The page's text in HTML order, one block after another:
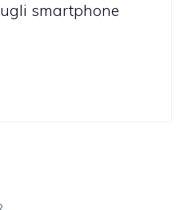
smartphone